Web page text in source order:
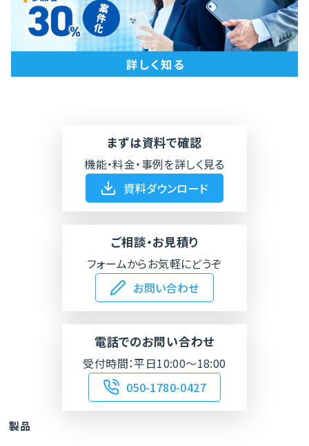
まずは資料で確認
機能・料金・事例を詳しく見る
資料ダウンロード
ご相談・お見積り
フォームからお気軽にどうぞ
お問い合わせ
電話でのお問い合わせ
受付時間：平日10:00～18:00
050-1780-0427
製品